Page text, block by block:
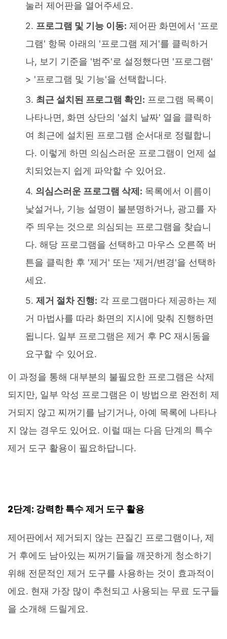
눌러 제어판을 열어주세요.
프로그램 및 기능 이동: 제어판 화면에서 '프로
그램' 항목 아래의 '프로그램 제거'를 클릭하거
나, 보기 기준을 '범주'로 설정했다면 '프로그램'
> '프로그램 및 기능'을 선택합니다.
최근 설치된 프로그램 확인: 프로그램 목록이
나타나면, 화면 상단의 '설치 날짜' 열을 클릭하
여 최근에 설치된 프로그램 순서대로 정렬합니
다. 이렇게 하면 의심스러운 프로그램이 언제 설
치되었는지 쉽게 파악할 수 있어요.
의심스러운 프로그램 삭제: 목록에서 이름이
낯설거나, 기능 설명이 불분명하거나, 광고를 자
주 띄우는 것으로 의심되는 프로그램을 찾습니
다. 해당 프로그램을 선택하고 마우스 오른쪽 버
튼을 클릭한 후 '제거' 또는 '제거/변경'을 선택하
세요.
제거 절차 진행: 각 프로그램마다 제공하는 제
거 마법사를 따라 화면의 지시에 맞춰 진행하면
됩니다. 일부 프로그램은 제거 후 PC 재시동을
요구할 수 있어요.
이 과정을 통해 대부분의 불필요한 프로그램은 삭제
되지만, 일부 악성 프로그램은 이 방법으로 완전히 제
거되지 않고 찌꺼기를 남기거나, 아예 목록에 나타나
지 않는 경우도 있어요. 이럴 때는 다음 단계의 특수
제거 도구 활용이 필요하답니다.
2단계: 강력한 특수 제거 도구 활용
제어판에서 제거되지 않는 끈질긴 프로그램이나, 제
거 후에도 남아있는 찌꺼기들을 깨끗하게 청소하기
위해 전문적인 제거 도구를 사용하는 것이 효과적이
에요. 현재 가장 많이 추천되고 사용되는 무료 도구들
을 소개해 드릴게요.